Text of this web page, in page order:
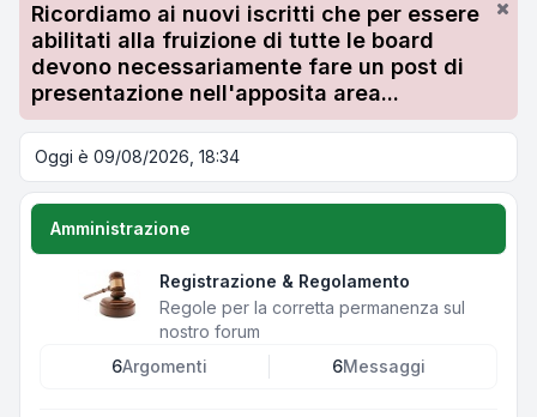
Ricordiamo ai nuovi iscritti che per essere
abilitati alla fruizione di tutte le board
devono necessariamente fare un post di
presentazione nell'apposita area...
Oggi è 09/08/2026, 18:34
Amministrazione
Registrazione & Regolamento
Regole per la corretta permanenza sul
nostro forum
6Argomenti 6Messaggi